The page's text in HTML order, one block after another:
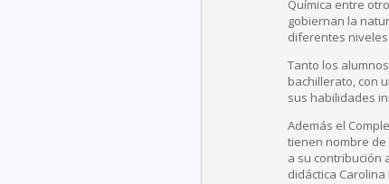
Química entre
gobiernan la
diferentes
Tanto los
bachillerato, con
sus habilidades
Además el
tienen nombre
a su contribución
didáctica